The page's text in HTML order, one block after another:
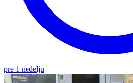
pre 1 nedelju